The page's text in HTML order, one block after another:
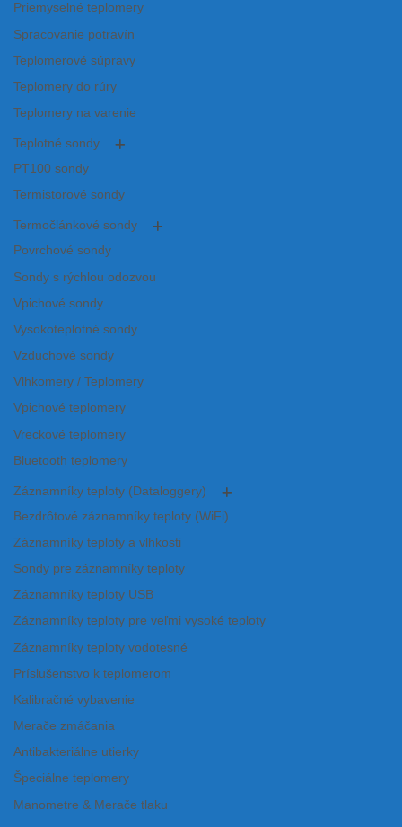
Priemyselné teplomery
Spracovanie potravín
Teplomerové súpravy
Teplomery do rúry
Teplomery na varenie
Teplotné sondy
PT100 sondy
Termistorové sondy
Termočlánkové sondy
Povrchové sondy
Sondy s rýchlou odozvou
Vpichové sondy
Vysokoteplotné sondy
Vzduchové sondy
Vlhkomery / Teplomery
Vpichové teplomery
Vreckové teplomery
Bluetooth teplomery
Záznamníky teploty (Dataloggery)
Bezdrôtové záznamníky teploty (WiFi)
Záznamníky teploty a vlhkosti
Sondy pre záznamníky teploty
Záznamníky teploty USB
Záznamníky teploty pre veľmi vysoké teploty
Záznamníky teploty vodotesné
Príslušenstvo k teplomerom
Kalibračné vybavenie
Merače zmáčania
Antibakteriálne utierky
Špeciálne teplomery
Manometre & Merače tlaku